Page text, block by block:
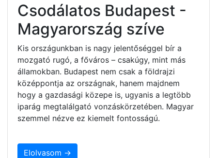
Csodálatos Budapest -
Magyarország szíve
Kis országunkban is nagy jelentőséggel bír a
mozgató rugó, a főváros – csakúgy, mint más
államokban. Budapest nem csak a földrajzi
középpontja az országnak, hanem majdnem
hogy a gazdasági közepe is, ugyanis a legtöbb
iparág megtalálgató vonzáskörzetében. Magyar
szemmel nézve ez kiemelt fontosságú.
Elolvasom →